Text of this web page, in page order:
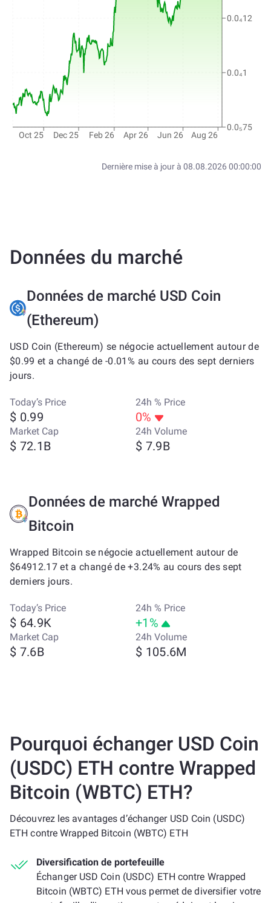
Oct 25 Dec 25 Feb 26 Apr 26 Jun 26 Aug 26
0.0₅75
0.0₄1
0.0₄12
Dernière mise à jour à 08.08.2026 00:00:00
Données du marché
Données de marché USD Coin
(Ethereum)
USD Coin (Ethereum) se négocie actuellement autour de
$0.99 et a changé de -0.01% au cours des sept derniers
jours.
Today’s Price
$ 0.99
24h % Price
0%
Market Cap
$ 72.1B
24h Volume
$ 7.9B
Données de marché Wrapped
Bitcoin
Wrapped Bitcoin se négocie actuellement autour de
$64912.17 et a changé de +3.24% au cours des sept
derniers jours.
Today’s Price
$ 64.9K
24h % Price
+1%
Market Cap
$ 7.6B
24h Volume
$ 105.6M
Pourquoi échanger USD Coin
(USDC) ETH contre Wrapped
Bitcoin (WBTC) ETH?
Découvrez les avantages d’échanger USD Coin (USDC)
ETH contre Wrapped Bitcoin (WBTC) ETH
Diversification de portefeuille
Échanger USD Coin (USDC) ETH contre Wrapped
Bitcoin (WBTC) ETH vous permet de diversifier votre